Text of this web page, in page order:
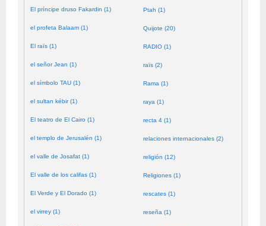
El príncipe druso Fakardin (1)
el profeta Balaam (1)
El raïs (1)
el señor Jean (1)
el símbolo TAU (1)
el sultan kébir (1)
El teatro de El Cairo (1)
el templo de Jerusalén (1)
el valle de Josafat (1)
El valle de los califas (1)
El Verde y El Dorado (1)
el virrey (1)
Ptah (1)
Quijote (20)
RADIO (1)
raïs (2)
Rama (1)
raya (1)
recta 4 (1)
relaciones internacionales (2)
religión (12)
Religiones (1)
rescates (1)
reseña (1)